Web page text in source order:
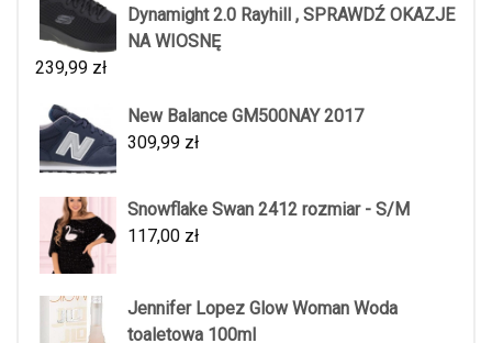
Dynamight 2.0 Rayhill , SPRAWDŹ OKAZJE
NA WIOSNĘ
239,99 zł
New Balance GM500NAY 2017
309,99 zł
Snowflake Swan 2412 rozmiar - S/M
117,00 zł
Jennifer Lopez Glow Woman Woda
toaletowa 100ml